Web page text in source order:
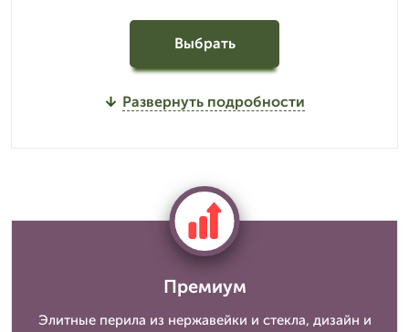
Выбрать
Развернуть подробности
Премиум
Элитные перила из нержавейки и стекла, дизайн и